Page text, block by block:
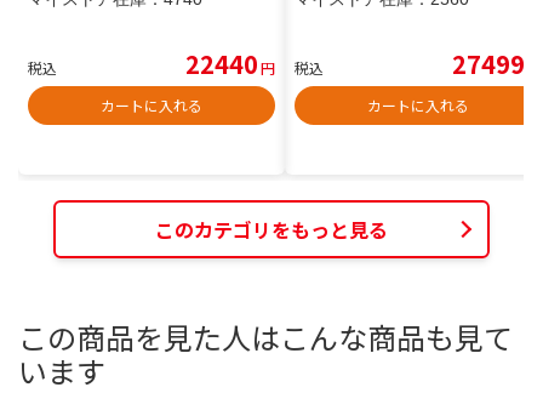
税込 22440円
カートに入れる
税込 27499
カートに入れる
このカテゴリをもっと見る
この商品を見た人はこんな商品も見て
います